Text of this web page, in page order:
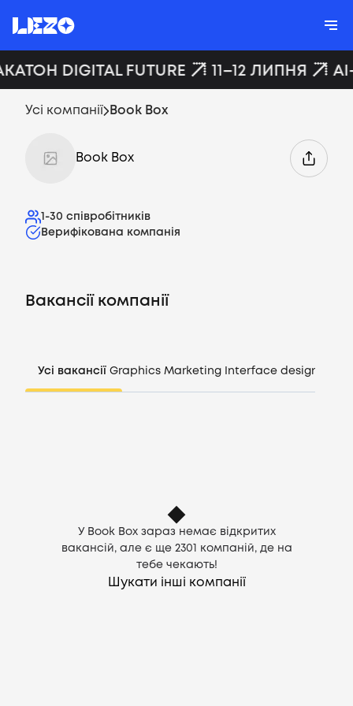
Компанії
DIGITAL FUTURE 11–12 ЛИПНЯ
Усі компанії Book Box
Book Box
1-30 співробітників
Верифікована компанія
Вакансії компанії
Усі вакансії Graphics Marketing Interface design
У Book Box зараз немає відкритих
вакансій, але є ще 2301
компаній, де на
тебе чекають!
Шукати інші компанії